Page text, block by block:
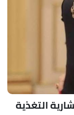
التغذية